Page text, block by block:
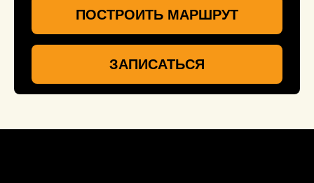
ПОСТРОИТЬ МАРШРУТ
ЗАПИСАТЬСЯ